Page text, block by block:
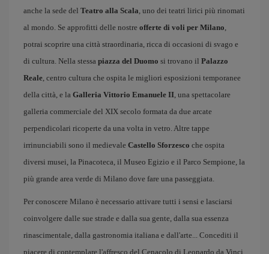
anche la sede del Teatro alla Scala, uno dei teatri lirici più rinomati
al mondo. Se approfitti delle nostre offerte di voli per Milano,
potrai scoprire una città straordinaria, ricca di occasioni di svago e
di cultura. Nella stessa piazza del Duomo si trovano il Palazzo
Reale, centro cultura che ospita le migliori esposizioni temporanee
della città, e la Galleria Vittorio Emanuele II, una spettacolare
galleria commerciale del XIX secolo formata da due arcate
perpendicolari ricoperte da una volta in vetro. Altre tappe
irrinunciabili sono il medievale Castello Sforzesco che ospita
diversi musei, la Pinacoteca, il Museo Egizio e il Parco Sempione, la
più grande area verde di Milano dove fare una passeggiata.
Per conoscere Milano è necessario attivare tutti i sensi e lasciarsi
coinvolgere dalle sue strade e dalla sua gente, dalla sua essenza
rinascimentale, dalla gastronomia italiana e dall'arte... Concediti il
piacere di contemplare l'affresco del Cenacolo di Leonardo da Vinci